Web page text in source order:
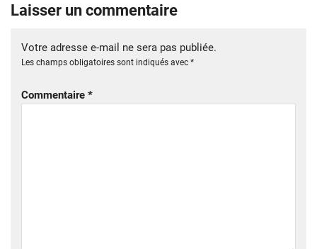
Laisser un commentaire
Votre adresse e-mail ne sera pas publiée.
Les champs obligatoires sont indiqués avec *
Commentaire *